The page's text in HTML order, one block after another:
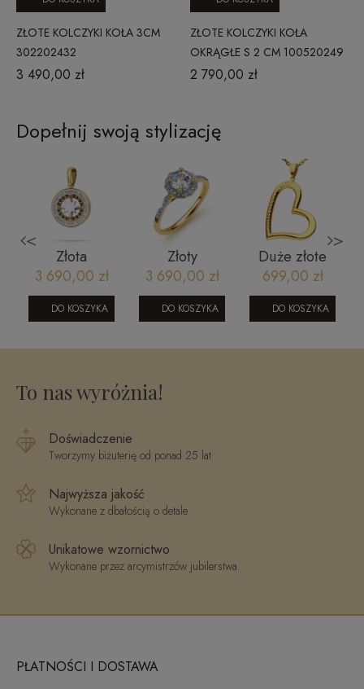
ZŁOTE KOLCZYKI KOŁA 3CM
302202432
3 490,00 zł
ZŁOTE KOLCZYKI KOŁA
OKRĄGŁE S 2 CM 100520249
2 790,00 zł
Dopełnij swoją stylizację
<
Złota
zawieszka
dwukolorowa
róża wiatrów
z czarnymi
cyrkoniami
3 690,00 zł
DO KOSZYKA
Złoty
pierścionek
zaręczynowy
z brylantami i
topazem
RR43179WTY
3 690,00 zł
DO KOSZYKA
Duże złote
serce
zawieszka -
ramka
699,00 zł
DO KOSZYKA
>
To nas wyróżnia!
Doświadczenie
Tworzymy biżuterię od ponad 25 lat
Najwyższa jakość
Wykonane z dbałością o detale
Unikatowe wzornictwo
Wykonane przez arcymistrzów jubilerstwa
PŁATNOŚCI I DOSTAWA